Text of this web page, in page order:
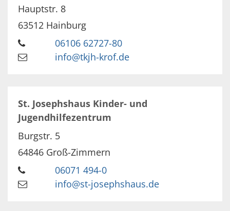
Hauptstr. 8
63512 Hainburg
06106 62727-80
info@tkjh-krof.de
St. Josephshaus Kinder- und
Jugendhilfezentrum
Burgstr. 5
64846 Groß-Zimmern
06071 494-0
info@st-josephshaus.de